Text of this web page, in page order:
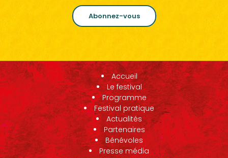
Abonnez-vous
Accueil
Le festival
Programme
Festival pratique
Actualités
Partenaires
Bénévoles
Presse média